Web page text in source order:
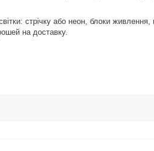
стрічку або неон, блоки живлення,
на доставку.